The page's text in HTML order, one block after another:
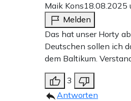
Maik Kons18.08.2025
Melden
Das hat unser Horty
Deutschen sollen ich
dem Baltikum.
3
Antworten